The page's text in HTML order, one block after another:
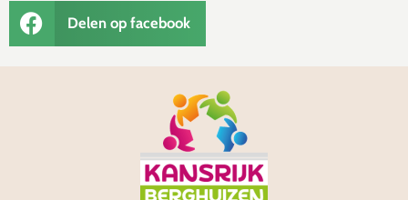
Delen op facebook